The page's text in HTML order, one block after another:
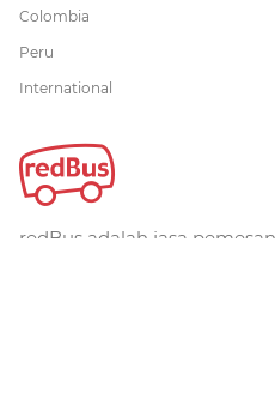
Colombia
Peru
International
redBus adalah jasa